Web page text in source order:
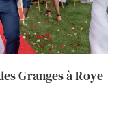
Granges à Roye